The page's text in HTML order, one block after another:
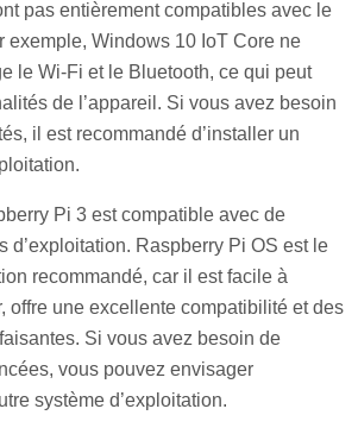
pas entièrement compatibles avec le
exemple, Windows 10 IoT Core ne
le Wi-Fi et le Bluetooth, ce qui peut
de l’appareil. Si vous avez besoin
il est recommandé d’installer un
Pi 3 est compatible avec de
d’exploitation. Raspberry Pi OS est le
recommandé, car il est facile à
offre une excellente compatibilité et des
Si vous avez besoin de
vous pouvez envisager
système d’exploitation.